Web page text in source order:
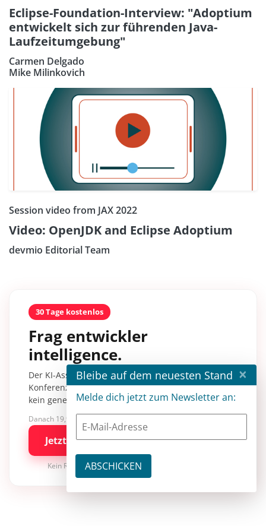
Eclipse-Foundation-Interview: "Adoptium
entwickelt sich zur führenden Java-
Laufzeitumgebung"
Carmen Delgado
Mike Milinkovich
Session video from JAX 2022
Video: OpenJDK and Eclipse Adoptium
devmio Editorial Team
30 Tage kostenlos
Frag entwickler
intelligence.
Der KI-Assistent mit über 30.000 Inhalten aus
Konferenzsessions, Fachartikeln und Tutorials –
kein generisches KI-Wissen.
Danach 19,90 €/Monat mit entwickler.de BASIC
Jetzt kostenlos testen
Kein Risiko · jederzeit kündbar
Bleibe auf dem neuesten Stand ×
Melde dich jetzt zum Newsletter an: